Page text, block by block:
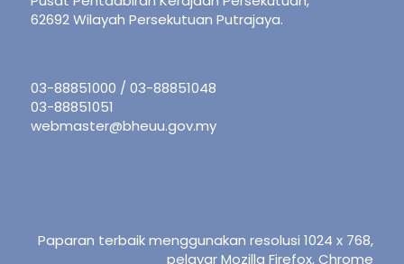
62692 Wilayah Persekutuan Putrajaya.
03-88851000 / 03-88851048
03-88851051
webmaster@bheuu.gov.my
Paparan terbaik menggunakan resolusi 1024 x 768,
pelayar Mozilla Firefox, Chrome